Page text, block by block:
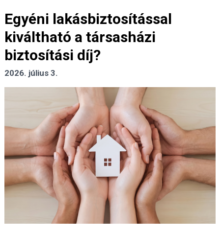
Egyéni lakásbiztosítással
kiváltható a társasházi
biztosítási díj?
2026. július 3.